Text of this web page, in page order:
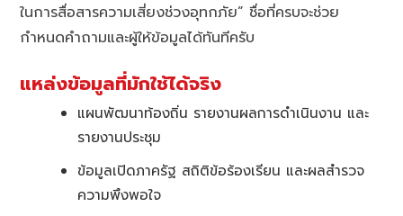
ในการสื่อสารความเสี่ยงช่วงอุทกภัย” ชื่อที่ครบจะช่วย
กำหนดคำถามและผู้ให้ข้อมูลได้ทันทีครับ
แหล่งข้อมูลที่มักใช้ได้จริง
แผนพัฒนาท้องถิ่น รายงานผลการดำเนินงาน และ
รายงานประชุม
ข้อมูลเปิดภาครัฐ สถิติข้อร้องเรียน และผลสำรวจ
ความพึงพอใจ